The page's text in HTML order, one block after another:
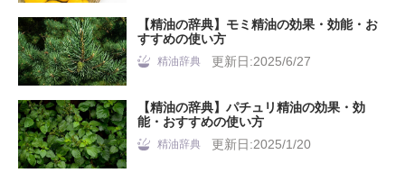
【精油の辞典】モミ精油の効果・効能・お
すすめの使い方
精油辞典 更新日:2025/6/27
【精油の辞典】パチュリ精油の効果・効
能・おすすめの使い方
精油辞典 更新日:2025/1/20